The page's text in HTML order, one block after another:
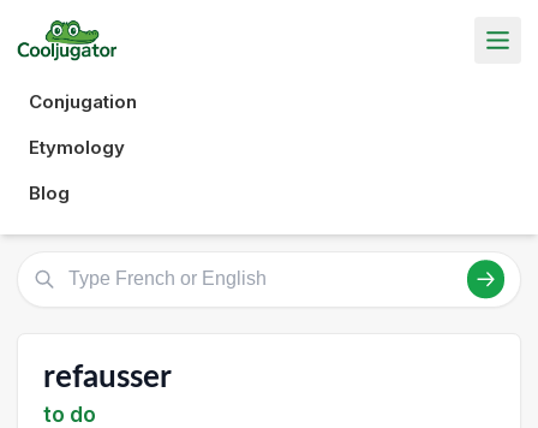
Conjugation
Etymology
Blog
refausser
to do